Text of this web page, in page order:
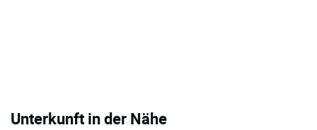
Unterkunft in der Nähe